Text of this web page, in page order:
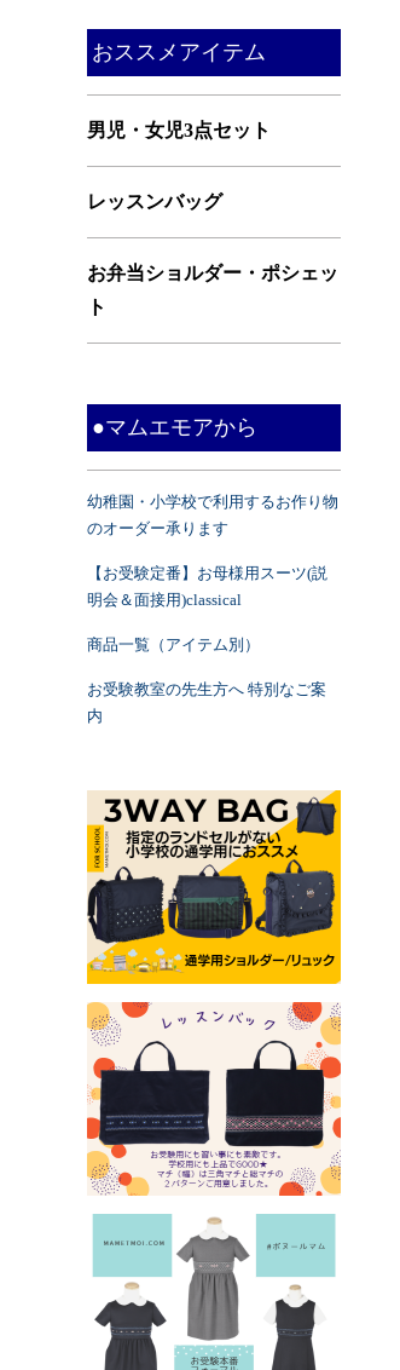
おススメアイテム
男児・女児3点セット
レッスンバッグ
お弁当ショルダー・ポシェッ
ト
●マムエモアから
幼稚園・小学校で利用するお作り物
のオーダー承ります
【お受験定番】お母様用スーツ(説
明会＆面接用)classical
商品一覧（アイテム別）
お受験教室の先生方へ 特別なご案
内